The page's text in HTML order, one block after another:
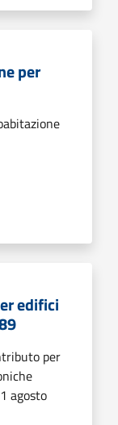
per
edifici
per
agosto